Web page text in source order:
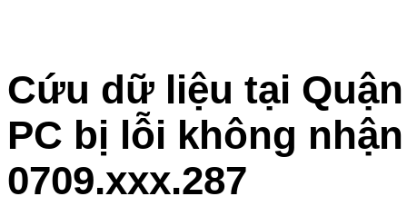
Cứu dữ liệu tại
PC bị lỗi không
0709.xxx.287